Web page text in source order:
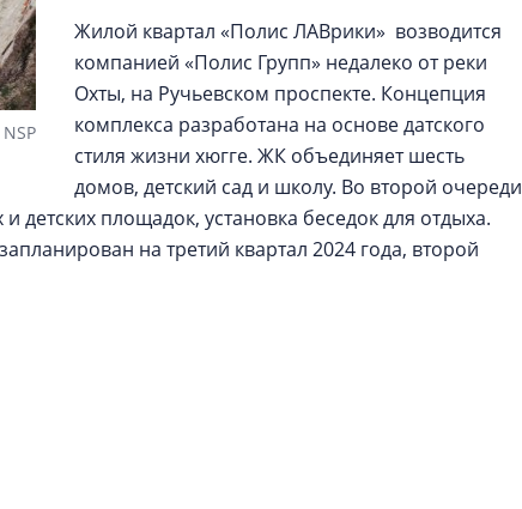
Жилой квартал «Полис ЛАВрики» возводится
компанией «Полис Групп» недалеко от реки
Охты, на Ручьевском проспекте. Концепция
комплекса разработана на основе датского
стиля жизни хюгге. ЖК объединяет шесть
домов, детский сад и школу. Во второй очереди
детских площадок, установка беседок для отдыха.
на третий квартал 2024 года, второй